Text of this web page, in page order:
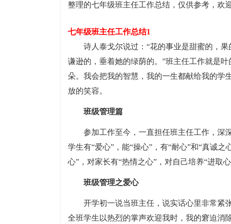
整理的七年级班主任工作总结，仅供参考，欢
七年级班主任工作总结1
诗人泰戈尔说过：“花的事业是甜蜜的，
谦逊的，垂着她的绿荫的。”班主任工作就是
朵。我会把我的智慧，我的一生都献给我的学
放的笑容。
班级管理篇
参加工作至今，一直担任班主任工作，深
学生有“爱心”，能“操心”，有“耐心”和“真诚
心”，对家长有“热情之心”，对自己培养“进取
班级管理之爱心
开学初一说当班主任，说实话心里非常紧
全班学生以热烈的掌声欢迎我时，我的窘迫消